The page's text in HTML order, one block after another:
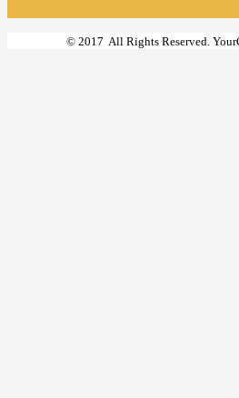
© 2017 All Rights Reserved.